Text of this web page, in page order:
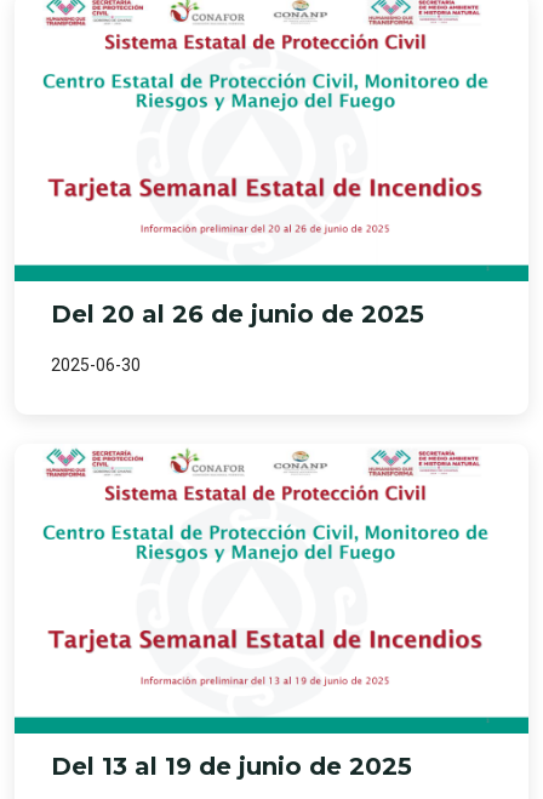
Del 20 al 26 de junio de 2025
2025-06-30
Del 13 al 19 de junio de 2025